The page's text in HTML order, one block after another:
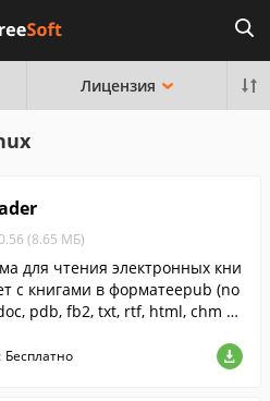
Лицензия
(8.65 МБ)
для чтения электронных кни
с книгами в форматеepub (no
pdb, fb2, txt, rtf, html, chm и
Бесплатно